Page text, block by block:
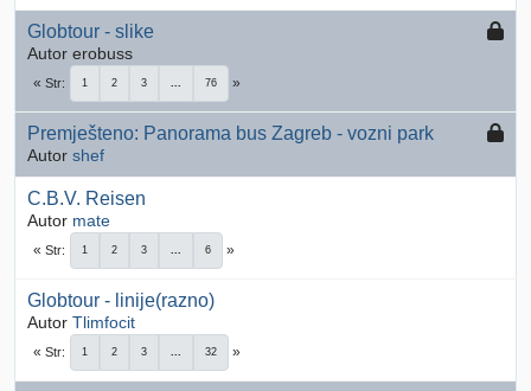
Globtour - slike
Autor erobuss
Str 1 2 3 ... 76
Premješteno: Panorama bus Zagreb - vozni park
Autor shef
C.B.V. Reisen
Autor mate
Str 1 2 3 ... 6
Globtour - linije(razno)
Autor Tlimfocit
Str 1 2 3 ... 32